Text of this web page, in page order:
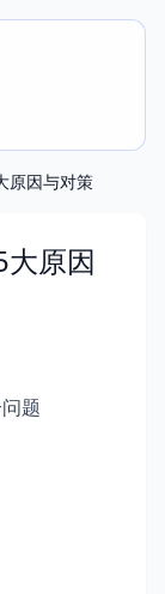
原因与对策
原因
题